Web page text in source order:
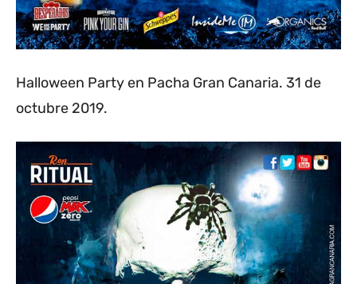
Halloween Party en Pacha Gran Canaria. 31 de
octubre 2019.